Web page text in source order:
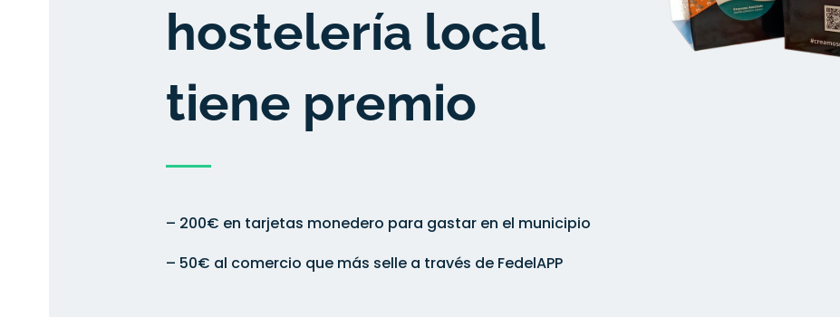
hostelería local
tiene premio
– 200€ en tarjetas monedero para gastar en el municipio
– 50€ al comercio que más selle a través de FedelAPP